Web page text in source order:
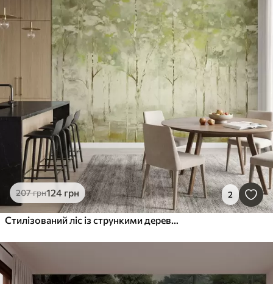
207грн124 грн 2
Стилізований ліс із стрункими деревами в зелених тонах